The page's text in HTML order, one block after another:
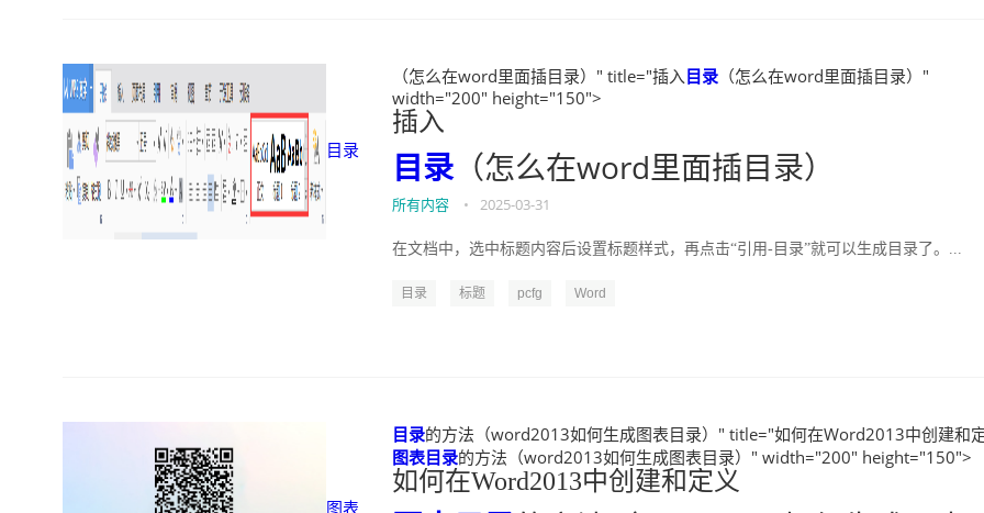
目录
（怎么在word里面插目录）" title="插入目录 （怎么在word里面插目录）"
width="200" height="150">
插入
目录（怎么在word里面插目录）
所有内容 • 2025-03-31
在文档中，选中标题内容后设置标题样式，再点击“引用-目录”就可以生成目录了。...
目录 标题 pcfg Word
图表
目录的方法（word2013如何生成图表目录）" title="如何在Word2013中创建和
图表目录的方法（word2013如何生成图表目录）" width="200" height="150">
如何在Word2013中创建和定义